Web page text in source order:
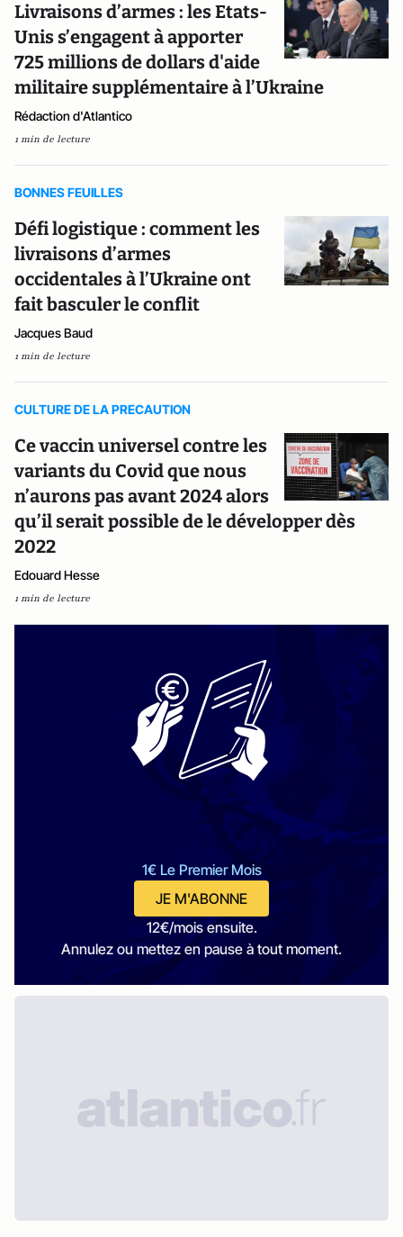
Livraisons d’armes : les Etats-
Unis s’engagent à apporter
725 millions de dollars d'aide
militaire supplémentaire à l’Ukraine
Rédaction d'Atlantico
1 min de lecture
BONNES FEUILLES
Défi logistique : comment les
livraisons d’armes
occidentales à l’Ukraine ont
fait basculer le conflit
Jacques Baud
1 min de lecture
CULTURE DE LA PRECAUTION
Ce vaccin universel contre les
variants du Covid que nous
n’aurons pas avant 2024 alors
qu’il serait possible de le développer dès
2022
Edouard Hesse
1 min de lecture
1€ Le Premier Mois
JE M'ABONNE
12€/mois ensuite.
Annulez ou mettez en pause à tout moment.